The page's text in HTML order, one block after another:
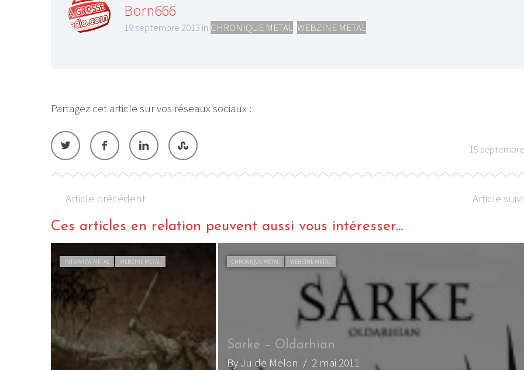
Born666
19 septembre 2013 in CHRONIQUE METAL WEBZINE METAL
Partagez cet article sur vos réseaux sociaux :
19
Article précédent Article
Ces articles en relation peuvent aussi vous intéresser...
INTERVIEW METAL WEBZINE METAL CHRONIQUE METAL WEBZINE METAL
Sarke – Oldarhian
By Ju de Melon / 2 mai 2011